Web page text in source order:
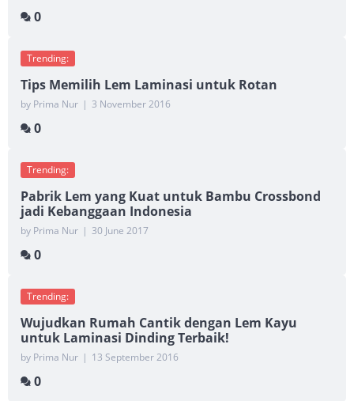
0
Trending:
Tips Memilih Lem Laminasi untuk Rotan
by Prima Nur | 3 November 2016
0
Trending:
Pabrik Lem yang Kuat untuk Bambu Crossbond
jadi Kebanggaan Indonesia
by Prima Nur | 30 June 2017
0
Trending:
Wujudkan Rumah Cantik dengan Lem Kayu
untuk Laminasi Dinding Terbaik!
by Prima Nur | 13 September 2016
0